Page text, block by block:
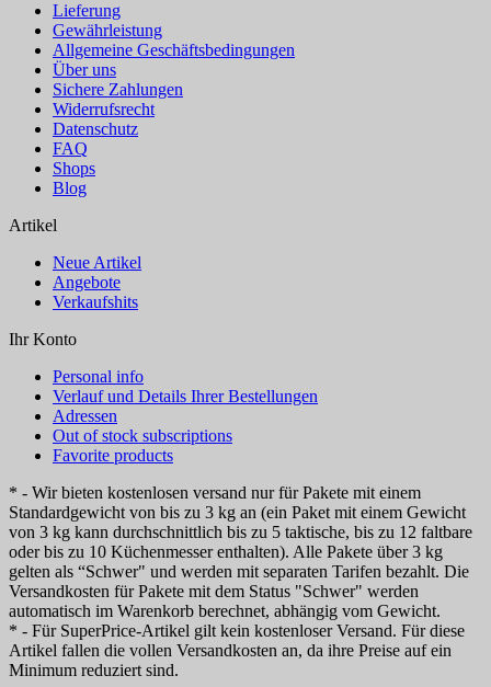
Lieferung
Gewährleistung
Allgemeine Geschäftsbedingungen
Über uns
Sichere Zahlungen
Widerrufsrecht
Datenschutz
FAQ
Shops
Blog
Artikel
Neue Artikel
Angebote
Verkaufshits
Ihr Konto
Personal info
Verlauf und Details Ihrer Bestellungen
Adressen
Out of stock subscriptions
Favorite products
* - Wir bieten kostenlosen versand nur für Pakete mit einem
Standardgewicht von bis zu 3 kg an (ein Paket mit einem Gewicht
von 3 kg kann durchschnittlich bis zu 5 taktische, bis zu 12 faltbare
oder bis zu 10 Küchenmesser enthalten). Alle Pakete über 3 kg
gelten als “Schwer" und werden mit separaten Tarifen bezahlt. Die
Versandkosten für Pakete mit dem Status "Schwer" werden
automatisch im Warenkorb berechnet, abhängig vom Gewicht.
* - Für SuperPrice-Artikel gilt kein kostenloser Versand. Für diese
Artikel fallen die vollen Versandkosten an, da ihre Preise auf ein
Minimum reduziert sind.